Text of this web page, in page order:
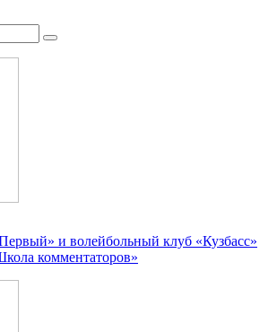
и волейбольный клуб «Кузбасс»
комментаторов»